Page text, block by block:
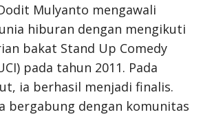
Mulyanto mengawali
hiburan dengan mengikuti
bakat Stand Up Comedy
pada tahun 2011. Pada
ia berhasil menjadi finalis.
bergabung dengan komunitas